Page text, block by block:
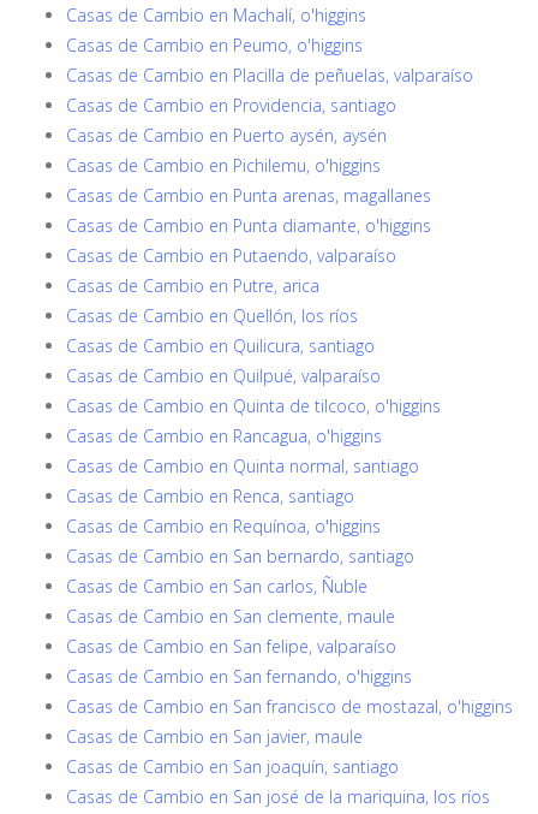
Casas de Cambio en Machalí, o'higgins
Casas de Cambio en Peumo, o'higgins
Casas de Cambio en Placilla de peñuelas, valparaíso
Casas de Cambio en Providencia, santiago
Casas de Cambio en Puerto aysén, aysén
Casas de Cambio en Pichilemu, o'higgins
Casas de Cambio en Punta arenas, magallanes
Casas de Cambio en Punta diamante, o'higgins
Casas de Cambio en Putaendo, valparaíso
Casas de Cambio en Putre, arica
Casas de Cambio en Quellón, los ríos
Casas de Cambio en Quilicura, santiago
Casas de Cambio en Quilpué, valparaíso
Casas de Cambio en Quinta de tilcoco, o'higgins
Casas de Cambio en Rancagua, o'higgins
Casas de Cambio en Quinta normal, santiago
Casas de Cambio en Renca, santiago
Casas de Cambio en Requínoa, o'higgins
Casas de Cambio en San bernardo, santiago
Casas de Cambio en San carlos, Ñuble
Casas de Cambio en San clemente, maule
Casas de Cambio en San felipe, valparaíso
Casas de Cambio en San fernando, o'higgins
Casas de Cambio en San francisco de mostazal, o'higgins
Casas de Cambio en San javier, maule
Casas de Cambio en San joaquín, santiago
Casas de Cambio en San josé de la mariquina, los ríos